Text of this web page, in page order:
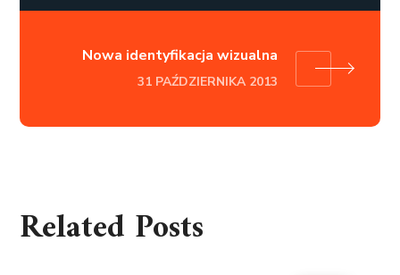
Nowa identyfikacja wizualna
31 PAŹDZIERNIKA 2013
Related Posts